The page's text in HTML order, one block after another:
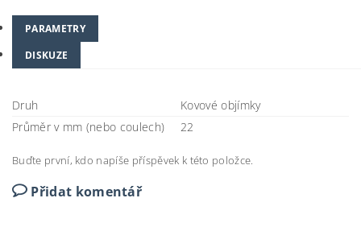
PARAMETRY
DISKUZE
Druh
Kovové objímky
Průměr v mm (nebo coulech)
22
Buďte první, kdo napíše příspěvek k této položce.
Přidat komentář